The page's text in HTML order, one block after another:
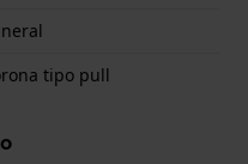
tipo pull